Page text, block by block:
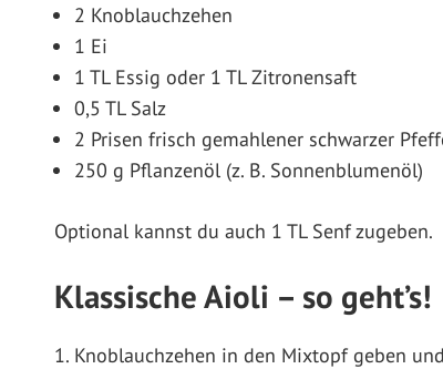
2 Knoblauchzehen
1 Ei
1 TL Essig oder 1 TL Zitronensaft
0,5 TL Salz
2 Prisen frisch gemahlener schwarzer
250 g Pflanzenöl (z. B. Sonnenblumenöl)
Optional kannst du auch 1 TL Senf zugeben.
Klassische Aioli – so geht’s!
Knoblauchzehen in den Mixtopf geben und